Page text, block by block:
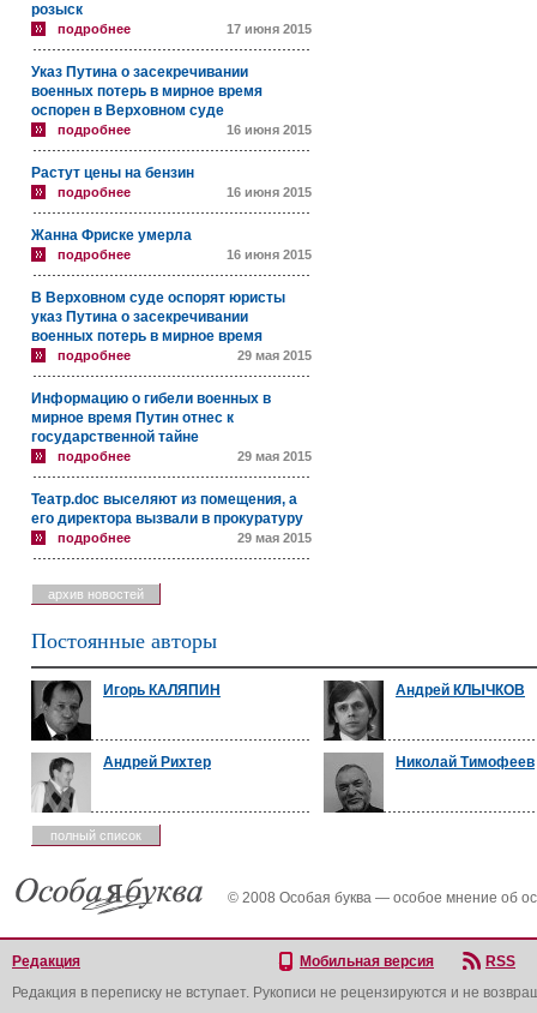
розыск
подробнее 17 июня 2015
Указ Путина о засекречивании
военных потерь в мирное время
оспорен в Верховном суде
подробнее 16 июня 2015
Растут цены на бензин
подробнее 16 июня 2015
Жанна Фриске умерла
подробнее 16 июня 2015
В Верховном суде оспорят юристы
указ Путина о засекречивании
военных потерь в мирное время
подробнее 29 мая 2015
Информацию о гибели военных в
мирное время Путин отнес к
государственной тайне
подробнее 29 мая 2015
Театр.doc выселяют из помещения, а
его директора вызвали в прокуратуру
подробнее 29 мая 2015
архив новостей
Постоянные авторы
Игорь КАЛЯПИН Андрей КЛЫЧКОВ
Андрей Рихтер Николай Тимофеев
полный список
© 2008 Особая буква — особое мнение об
Редакция Мобильная версия
RSS
Редакция в переписку не вступает. Рукописи не рецензируются и не